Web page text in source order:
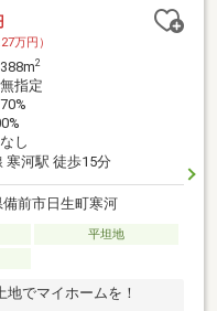
万円）
2
指定
し
寒河駅 徒歩15分
備前市日生町寒河
平坦地
でマイホームを！